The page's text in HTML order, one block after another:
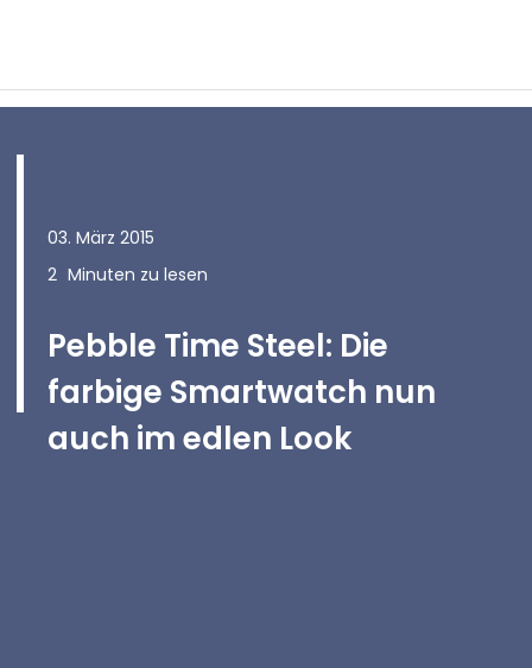
03. März 2015
2 Minuten zu lesen
Pebble Time Steel: Die
farbige Smartwatch nun
auch im edlen Look